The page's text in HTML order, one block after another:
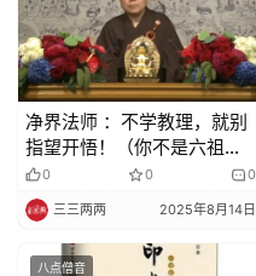
净界法师 ：不学教理，就别
指望开悟！（你不是六祖大
师）
0 0 0
三三两两 2025年8月14日
八点僧音